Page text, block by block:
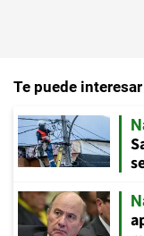
Te puede interesar